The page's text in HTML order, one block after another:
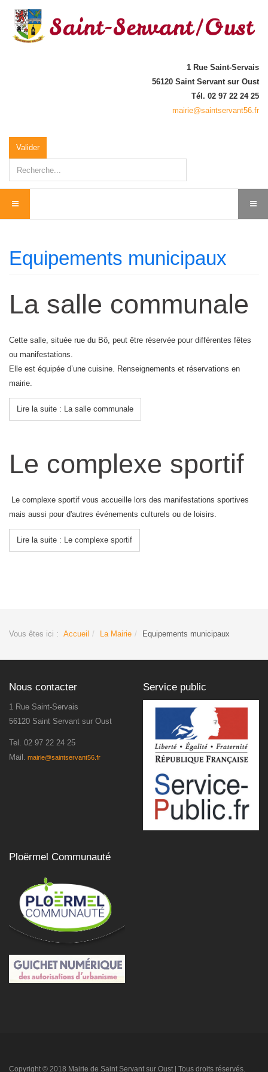
1 Rue Saint-Servais
56120 Saint Servant sur Oust
Tél. 02 97 22 24 25
mairie@saintservant56.fr
Valider
Equipements municipaux
La salle communale
Cette salle, située rue du Bô, peut être réservée pour différentes fêtes
ou manifestations.
Elle est équipée d’une cuisine. Renseignements et réservations en
mairie.
Lire la suite : La salle communale
Le complexe sportif
Le complexe sportif vous accueille lors des manifestations sportives
mais aussi pour d'autres événements culturels ou de loisirs.
Lire la suite : Le complexe sportif
Vous êtes ici : Accueil La Mairie Equipements municipaux
Nous contacter
1 Rue Saint-Servais
56120 Saint Servant sur Oust
Tel. 02 97 22 24 25
Mail. mairie@saintservant56.fr
Service public
Ploërmel Communauté
Copyright © 2018 Mairie de Saint Servant sur Oust | Tous droits réservés.